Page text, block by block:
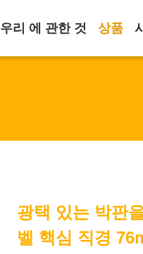
우리 에 관한 것 상품
광택 있는 박판
벨 핵심 직경